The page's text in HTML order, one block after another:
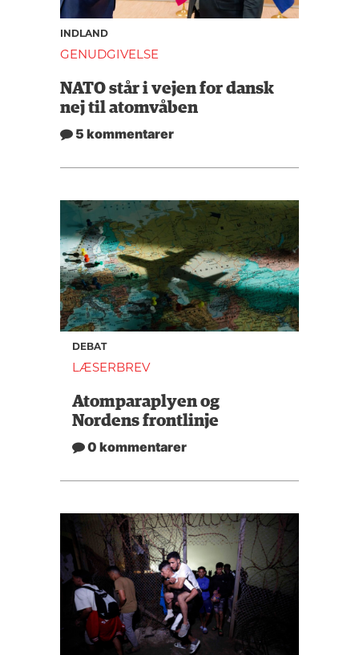
INDLAND
GENUDGIVELSE
NATO står i vejen for dansk
nej til atomvåben
5 kommentarer
DEBAT
LÆSERBREV
Atomparaplyen og
Nordens frontlinje
0 kommentarer